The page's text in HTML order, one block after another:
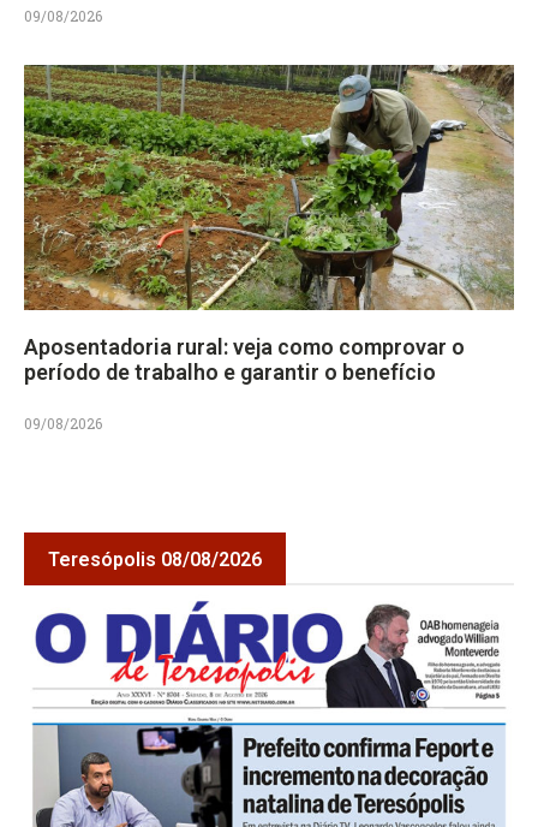
09/08/2026
Aposentadoria rural: veja como comprovar o
período de trabalho e garantir o benefício
09/08/2026
Teresópolis 08/08/2026